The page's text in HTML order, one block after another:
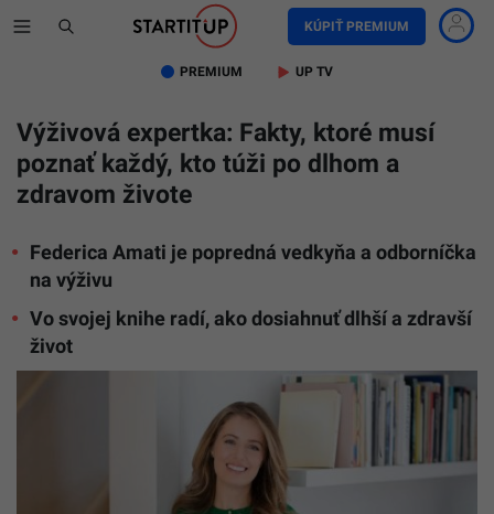
KÚPIŤ PREMIUM
PREMIUM UP TV
Výživová expertka: Fakty, ktoré musí
poznať každý, kto túži po dlhom a
zdravom živote
Federica Amati je popredná vedkyňa a odborníčka
na výživu
Vo svojej knihe radí, ako dosiahnuť dlhší a zdravší
život